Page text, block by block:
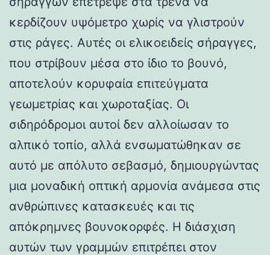
κερδίζουν υψόμετρο χωρίς να γλιστρούν
στις ράγες. Αυτές οι ελικοειδείς σήραγγες,
που στρίβουν μέσα στο ίδιο το βουνό,
αποτελούν κορυφαία επιτεύγματα
γεωμετρίας και χωροταξίας. Οι
σιδηρόδρομοι αυτοί δεν αλλοίωσαν το
αλπικό τοπίο, αλλά ενσωματώθηκαν σε
αυτό με απόλυτο σεβασμό, δημιουργώντας
μια μοναδική οπτική αρμονία ανάμεσα στις
ανθρώπινες κατασκευές και τις
απόκρημνες βουνοκορφές. Η διάσχιση
αυτών των γραμμών επιτρέπει στον